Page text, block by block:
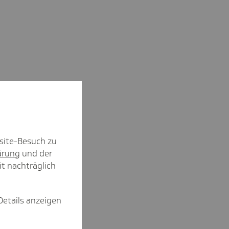
Besuch zu
und der
nachträglich
anzeigen